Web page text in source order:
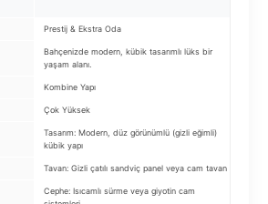
Prestij & Ekstra Oda
Bahçenizde modern, kübik tasarımlı lüks bir
yaşam alanı.
Kombine Yapı
Çok Yüksek
Tasarım: Modern, düz görünümlü (gizli eğimli)
kübik yapı
Tavan: Gizli çatılı sandviç panel veya cam tavan
Cephe: Isıcamlı sürme veya giyotin cam